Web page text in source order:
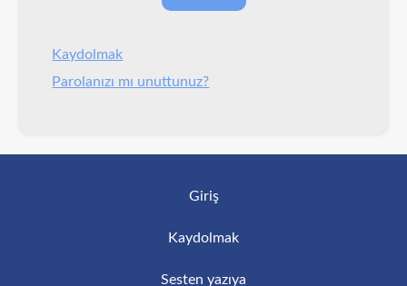
Kaydolmak
Parolanızı mı unuttunuz?
Giriş
Kaydolmak
Sesten yazıya